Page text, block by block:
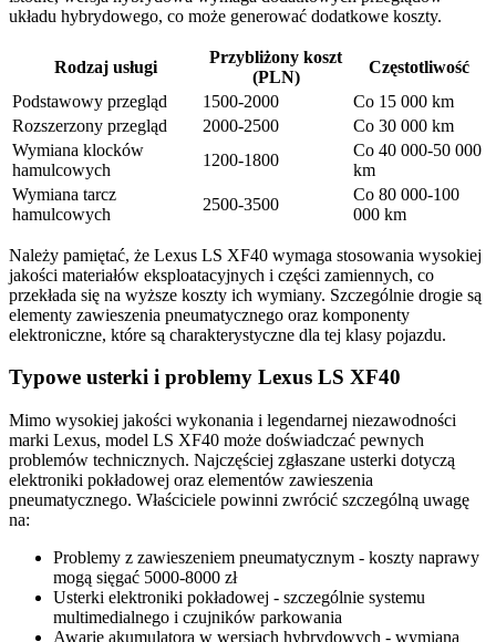
układu hybrydowego, co może generować dodatkowe koszty.
Rodzaj usługi
Przybliżony koszt
(PLN)
Częstotliwość
Podstawowy przegląd
1500-2000
Co 15 000 km
Rozszerzony przegląd
2000-2500
Co 30 000 km
Wymiana klocków
hamulcowych
1200-1800
Co 40 000-50 000
km
Wymiana tarcz
hamulcowych
2500-3500
Co 80 000-100
000 km
Należy pamiętać, że Lexus LS XF40 wymaga stosowania wysokiej
jakości materiałów eksploatacyjnych i części zamiennych, co
przekłada się na wyższe koszty ich wymiany. Szczególnie drogie są
elementy zawieszenia pneumatycznego oraz komponenty
elektroniczne, które są charakterystyczne dla tej klasy pojazdu.
Typowe usterki i problemy Lexus LS XF40
Mimo wysokiej jakości wykonania i legendarnej niezawodności
marki Lexus, model LS XF40 może doświadczać pewnych
problemów technicznych. Najczęściej zgłaszane usterki dotyczą
elektroniki pokładowej oraz elementów zawieszenia
pneumatycznego. Właściciele powinni zwrócić szczególną uwagę
na:
Problemy z zawieszeniem pneumatycznym - koszty naprawy
mogą sięgać 5000-8000 zł
Usterki elektroniki pokładowej - szczególnie systemu
multimedialnego i czujników parkowania
Awarie akumulatora w wersjach hybrydowych - wymiana